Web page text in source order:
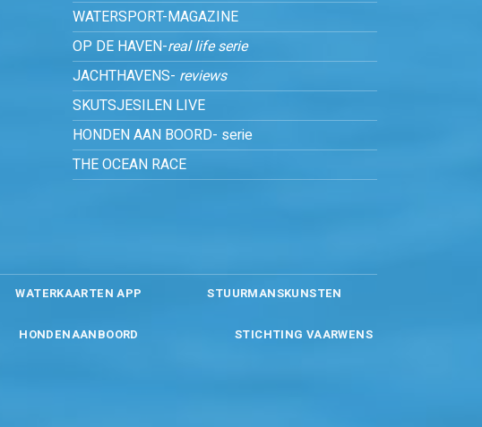
WATERSPORT-MAGAZINE
OP DE HAVEN-real life serie
JACHTHAVENS- reviews
SKUTSJESILEN LIVE
HONDEN AAN BOORD- serie
THE OCEAN RACE
WATERKAARTEN APP STUURMANSKUNSTEN
HONDENAANBOORD STICHTING VAARWENS